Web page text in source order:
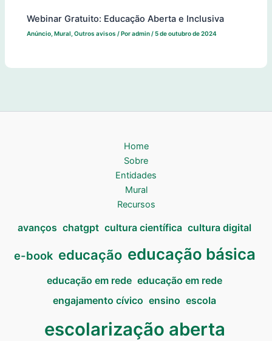
Webinar Gratuito: Educação Aberta e Inclusiva
Anúncio ,Mural ,Outros avisos / Poradmin/5 de outubro de 2024
Home
Sobre
Entidades
Mural
Recursos
avanços chatgpt cultura científica cultura digital
e-book educação educação básica
educação em rede educação em rede
engajamento cívico ensino escola
escolarização aberta